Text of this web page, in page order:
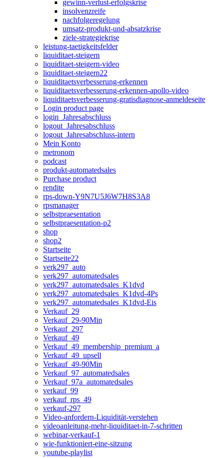
gewinn-verlust-erfolgskrise
insolvenzreife
nachfolgeregelung
umsatz-produkt-und-absatzkrise
ziele-strategiekrise
leistung-taetigkeitsfelder
liquiditaet-steigern
liquiditaet-steigern-video
liquiditaet-steigern22
liquiditaetsverbesserung-erkennen
liquiditaetsverbesserung-erkennen-apollo-video
liquiditaetsverbesserung-gratisdiagnose-anmeldeseite
Login product page
login_Jahresabschluss
logout_Jahresabschluss
logout_Jahresabschluss-intern
Mein Konto
metronom
podcast
produkt-automatedsales
Purchase product
rendite
rps-down-Y9N7U5J6W7H8S3A8
rpsmanager
selbstpraesentation
selbstpraesentation-p2
shop
shop2
Startseite
Startseite22
verk297_auto
verk297_automatedsales
verk297_automatedsales_K1dvd
verk297_automatedsales_K1dvd-4Ps
verk297_automatedsales_K1dvd-Eis
Verkauf_29
Verkauf_29-90Min
Verkauf_297
Verkauf_49
Verkauf_49_membership_premium_a
Verkauf_49_upsell
Verkauf_49-90Min
Verkauf_97_automatedsales
Verkauf_97a_automatedsales
verkauf_99
verkauf_rps_49
verkauf-297
Video-anfordern-Liquidität-verstehen
videoanleitung-mehr-liquiditaet-in-7-schritten
webinar-verkauf-1
wie-funktioniert-eine-sitzung
youtube-playlist